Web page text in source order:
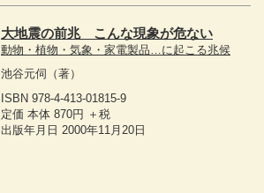
大地震の前兆 こんな現象が危ない
動物・植物・気象・家電製品…に起こる兆候
池谷元伺 （著）
ISBN 978-4-413-01815-9
定価 本体 870円 ＋税
出版年月日 2000年11月20日